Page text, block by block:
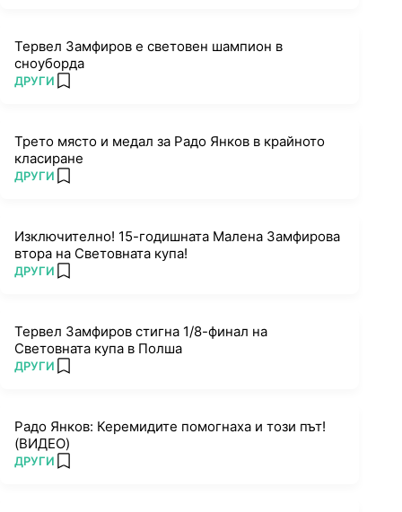
Тервел Замфиров е световен шампион в
сноуборда
ПОВЕЧЕ ОТ
ДРУГИ add favorites
Трето място и медал за Радо Янков в крайното
класиране
ПОВЕЧЕ ОТ
ДРУГИ add favorites
Изключително! 15-годишната Малена Замфирова
втора на Световната купа!
ПОВЕЧЕ ОТ
ДРУГИ add favorites
Тервел Замфиров стигна 1/8-финал на
Световната купа в Полша
ПОВЕЧЕ ОТ
ДРУГИ add favorites
Радо Янков: Керемидите помогнаха и този път!
(ВИДЕО)
ПОВЕЧЕ ОТ
ДРУГИ add favorites